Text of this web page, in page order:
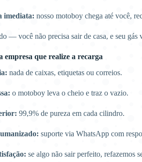
imediata: nosso motoboy chega até você,
— você não precisa sair de casa, e seu
empresa que realize a recarga
nada de caixas, etiquetas ou correios.
o motoboy leva o cheio e traz o vazio.
99,9% de pureza em cada cilindro.
suporte via WhatsApp com
se algo não sair perfeito, refazemos